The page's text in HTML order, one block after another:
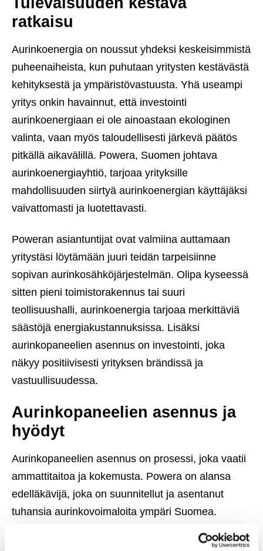
ratkaisu
Aurinkoenergia on noussut yhdeksi keskeisimmistä
puheenaiheista, kun puhutaan yritysten kestävästä
kehityksestä ja ympäristövastuusta. Yhä useampi
yritys onkin havainnut, että investointi
aurinkoenergiaan ei ole ainoastaan ekologinen
valinta, vaan myös taloudellisesti järkevä päätös
pitkällä aikavälillä. Powera, Suomen johtava
aurinkoenergiayhtiö, tarjoaa yrityksille
mahdollisuuden siirtyä aurinkoenergian käyttäjäksi
vaivattomasti ja luotettavasti.
Poweran asiantuntijat ovat valmiina auttamaan
yritystäsi löytämään juuri teidän tarpeisiinne
sopivan aurinkosähköjärjestelmän. Olipa kyseessä
sitten pieni toimistorakennus tai suuri
teollisuushalli, aurinkoenergia tarjoaa merkittäviä
säästöjä energiakustannuksissa. Lisäksi
aurinkopaneelien asennus on investointi, joka
näkyy positiivisesti yrityksen brändissä ja
vastuullisuudessa.
Aurinkopaneelien asennus ja
hyödyt
Aurinkopaneelien asennus on prosessi, joka vaatii
ammattitaitoa ja kokemusta. Powera on alansa
edelläkävijä, joka on suunnitellut ja asentanut
tuhansia aurinkovoimaloita ympäri Suomea.
Laadukkaat komponentit ja huippuluokan